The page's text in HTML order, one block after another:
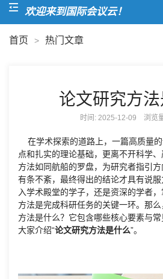
欢迎来到国际会议云！
首页 > 热门文章
论文研究方
时间: 2025-12-09 浏览
在学术探索的道路上，一篇高质量
点和扎实的理论基础，更离不开科学
方法如同航船的罗盘，为研究者指引
有条不紊，最终得出的结论才具有说
入学术殿堂的学子，还是资深的学者
方法是完成科研任务的关键一环。那
方法是什么？它包含哪些核心要素与
大家介绍“论文研究方法是什么”。